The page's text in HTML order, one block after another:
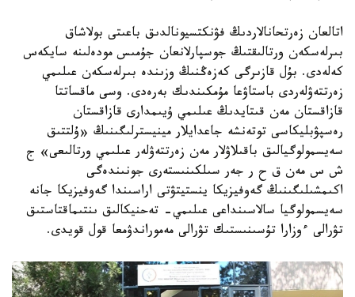
اتالعان زەرتحانالاردىڭ فۋنكتسيونالدىق باعىتى بولاشاق
بىرلەسكەن ورتالىقتىڭ جوسپارلانعان جۇمىس مودەلىنە سايكەس
كەلەدى. بۇل قازىرگى كەزەڭنىڭ وزىندە بىرلەسكەن عىلىمي
زەرتتەۋلەردى باستاۋعا مۇمكىندىك بەرەدى. وسى ماقساتتا
قازاقستان مەن قىتايدىڭ عىلىمي ۇيىمدارى قازاقستان
رەسپۋبليكاسى توتەنشە جاعدايلار مينيسترلىگىنىڭ «ۇلتتىق
سەيسمولوگيالىق باقىلاۋلار مەن زەرتتەۋلەر عىلىمي ورتالىعى» ج
ش س مەن ق ح ر جەر سىلكىنىستەرى جونىندەگى
اكىمشىلىگىنىڭ گەوفيزيكا ينستيتۋتى اراسىندا گەوفيزيكا جانە
سەيسمولوگيا سالاسىنداعى عىلىمي- تەحنيكالىق ىنتىماقتاستىق
تۋرالى ءوزارا تۇسىنىستىك تۋرالى مەموراندۋمعا قول قويدى.